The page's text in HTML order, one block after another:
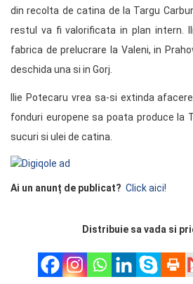
din recolta de catina de la Targu
restul va fi valorificata in plan intern.
fabrica de prelucrare la Valeni, in
deschida una si in Gorj.
Ilie Potecaru vrea sa-si extinda
fonduri europene sa poata produce la
sucuri si ulei de catina.
Ai un anunț de publicat? Click aici!
Distribuie sa vada si